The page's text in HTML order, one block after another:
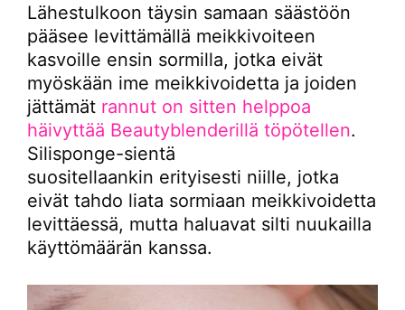
Lähestulkoon täysin samaan säästöön
pääsee levittämällä meikkivoiteen
kasvoille ensin sormilla, jotka eivät
myöskään ime meikkivoidetta ja joiden
jättämät rannut on sitten helppoa
häivyttää Beautyblenderillä töpötellen.
Silisponge-sientä
suositellaankin erityisesti niille, jotka
eivät tahdo liata sormiaan meikkivoidetta
levittäessä, mutta haluavat silti nuukailla
käyttömäärän kanssa.